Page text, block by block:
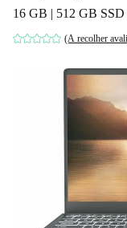
16 GB | 512 GB
(A recolher